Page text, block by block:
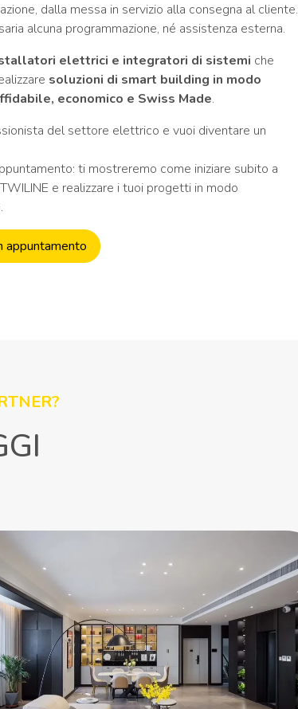
dalla messa in servizio alla consegna al cliente.
alcuna programmazione, né assistenza esterna.
elettrici e integratori di sistemi che
soluzioni di smart building in modo
economico e Swiss Made.
del settore elettrico e vuoi diventare un
ti mostreremo come iniziare subito a
e realizzare i tuoi progetti in modo
appuntamento